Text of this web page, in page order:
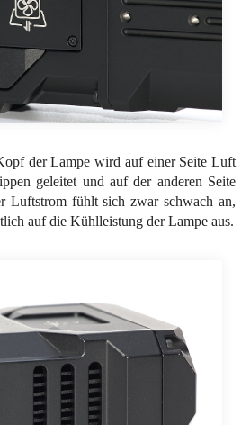
der Lampe wird auf einer Seite Luft
geleitet und auf der anderen Seite
Luftstrom fühlt sich zwar schwach an,
auf die Kühlleistung der Lampe aus.